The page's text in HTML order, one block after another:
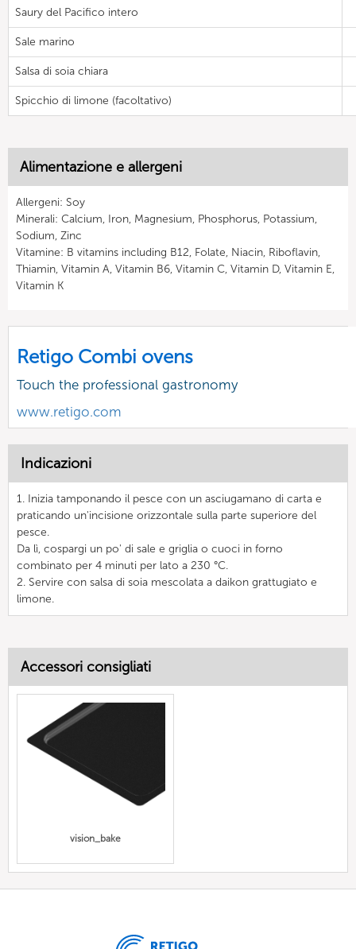
Saury del Pacifico intero
Sale marino
Salsa di soia chiara
Spicchio di limone (facoltativo)
Alimentazione e allergeni
Allergeni: Soy
Minerali: Calcium, Iron, Magnesium, Phosphorus, Potassium,
Sodium, Zinc
Vitamine: B vitamins including B12, Folate, Niacin, Riboflavin,
Thiamin, Vitamin A, Vitamin B6, Vitamin C, Vitamin D, Vitamin E,
Vitamin K
Retigo Combi ovens
Touch the professional gastronomy
www.retigo.com
Indicazioni
1. Inizia tamponando il pesce con un asciugamano di carta e
praticando un'incisione orizzontale sulla parte superiore del
pesce.
Da lì, cospargi un po' di sale e griglia o cuoci in forno
combinato per 4 minuti per lato a 230 °C.
2. Servire con salsa di soia mescolata a daikon grattugiato e
limone.
Accessori consigliati
vision_bake